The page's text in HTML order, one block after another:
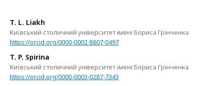
T. L. Liakh
Київський столичний університет імені Бориса Грінченка
https://orcid.org/0000-0002-8807-0497
T. P. Spirina
Київський столичний університет імені Бориса Грінченка
https://orcid.org/0000-0003-0287-7343